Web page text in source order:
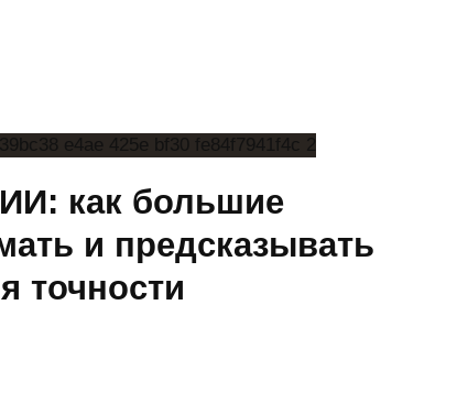
как большие
и предсказывать
точности